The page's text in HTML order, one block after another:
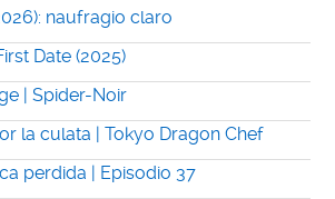
naufragio claro
Date (2025)
| Spider-Noir
la culata | Tokyo Dragon Chef
perdida | Episodio 37